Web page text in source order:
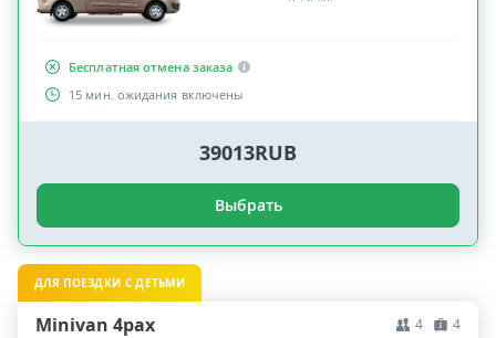
Бесплатная отмена заказа
15 мин. ожидания включены
39013RUB
Выбрать
ДЛЯ ПОЕЗДКИ С ДЕТЬМИ
Minivan 4pax 4 4